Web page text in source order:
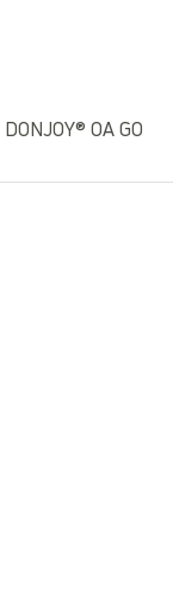
DONJOY® OA GO